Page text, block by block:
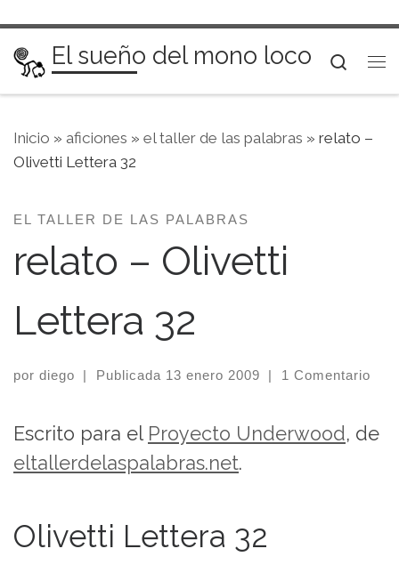
Saltar al contenido
El sueño del mono loco
Inicio » aficiones » el taller de las palabras » relato –
Olivetti Lettera 32
EL TALLER DE LAS PALABRAS
relato – Olivetti
Lettera 32
por diego | Publicada 13 enero 2009 | 1 Comentario
Escrito para el Proyecto Underwood, de
eltallerdelaspalabras.net.
Olivetti Lettera 32